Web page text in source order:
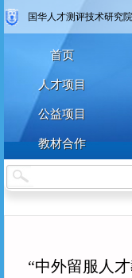
国华人才测评技术研究院
首页
人才项目
公益项目
教材合作
“中外留服人